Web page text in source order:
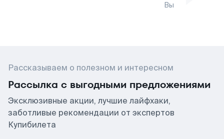
Вы
Рассказываем о полезном и интересном
Рассылка с выгодными предложениями
Эксклюзивные акции, лучшие лайфхаки,
заботливые рекомендации от экспертов
Купибилета